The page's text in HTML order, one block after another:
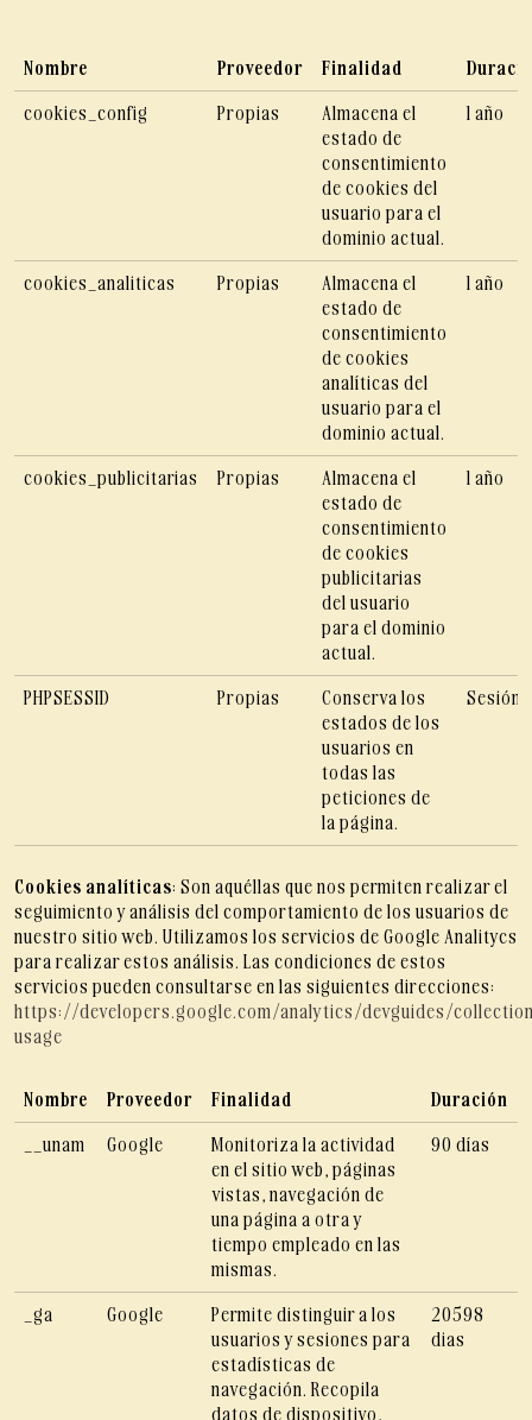
Nombre Proveedor Finalidad
cookies_config
Propias
Almacena el
estado de
consentimiento
de cookies del
usuario para el
dominio actual.
1 año
cookies_analiticas Propias
Almacena el
estado de
consentimiento
de cookies
analíticas del
usuario para el
dominio actual.
1 año
cookies_publicitarias Propias
Almacena el
estado de
consentimiento
de cookies
publicitarias
del usuario
para el dominio
actual.
1 año
PHPSESSID Propias
Conserva los
estados de los
usuarios en
todas las
peticiones de
la página.
Sesión
Cookies analíticas: Son aquéllas que nos permiten realizar el
seguimiento y análisis del comportamiento de los usuarios de
nuestro sitio web. Utilizamos los servicios de Google Analitycs
para realizar estos análisis. Las condiciones de estos
servicios pueden consultarse en las siguientes direcciones:
https://developers.google.com/analytics/devguides/
usage
Nombre Proveedor Finalidad
Duración
__unam
Google
Monitoriza la actividad
en el sitio web, páginas
vistas, navegación de
una página a otra y
tiempo empleado en las
mismas.
90 días
_ga Google
Permite distinguir a los
usuarios y sesiones para
estadísticas de
navegación. Recopila
datos de dispositivo,
20598
dias